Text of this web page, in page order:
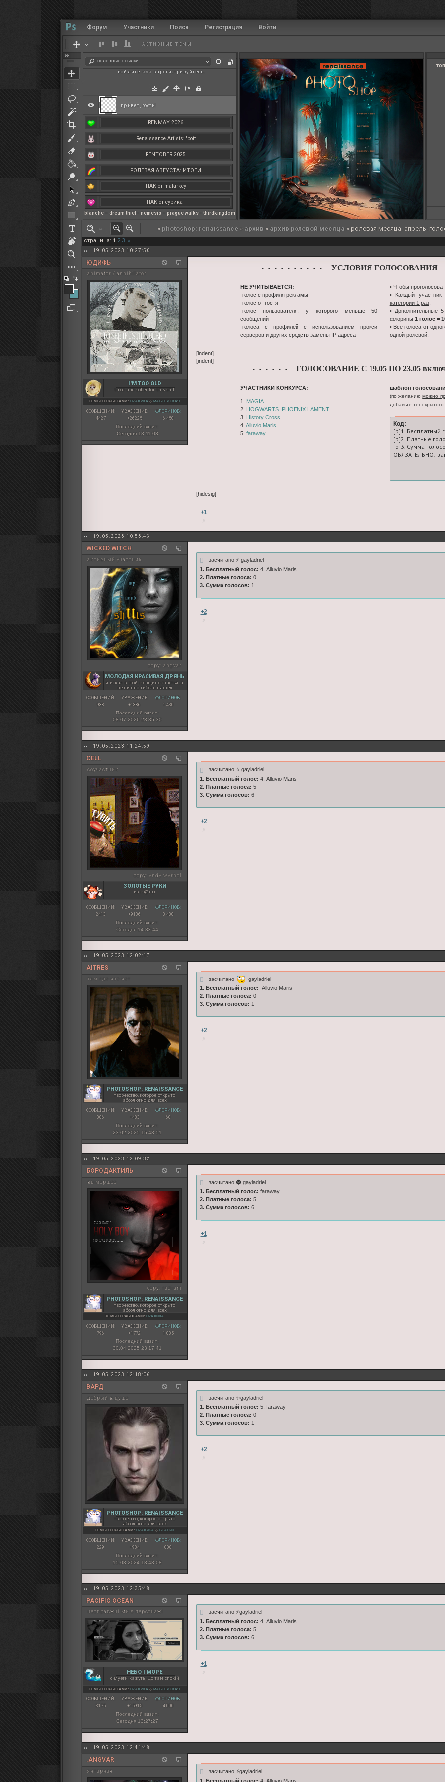
RENMAY 2026
Renaissance Artists: 'bott
RENTOBER 2025
РОЛЕВАЯ АВГУСТА: ИТОГИ
ПАК от malarkey
ПАК от сурикат
РЕНМАЙ
РОЛЕВАЯ МАРТА: ИТОГИ
полезные ссылки
blanche– dream thief– nemesis– prague walks– thirdkingdom
Форум Участники Поиск Регистрация Войти
АКТИВНЫЕ ТЕМЫ
привет, гость!
войдите или зарегистрируйтесь
» photoshop: renaissance » архив » архив ролевой месяца » ролевая месяца. апрель:
страница: 1 2 3 »
19.05.2023 10:27:50
ЮДИФЬ
animator / annihilator
I'M TOO OLD
tired and sober for this shit
ТЕМЫ С РАБОТАМИ: ГРАФИКА ◇ МАСТЕРСКАЯ
СООБЩЕНИЙ:
4427
УВАЖЕНИЕ:
+26225
ФЛОРИНОВ:
6 450
Последний визит:
Сегодня 13:11:03
• • • • • • • • • • УСЛОВИЯ ГОЛОСОВАНИЯ
НЕ УЧИТЫВАЕТСЯ:
-голос с профиля рекламы
-голос от гостя
-голос пользователя, у которого меньше 50
сообщений
-голоса с профилей с использованием прокси
серверов и других средств замены IP адреса
• Чтобы
• Каждый участник
категории 1 раз.
• Дополнительные
флорины 1 голос =
• Все голоса от
одной ролевой.
[indent]
[indent]
• • • • • •
ГОЛОСОВАНИЕ С 19.05 ПО 23.05
УЧАСТНИКИ КОНКУРСА:
1. MAGIA
2. HOGWARTS. PHOENIX LAMENT
3. History Cross
4. Alluvio Maris
5. faraway
шаблон
(по желаниюможно
добавьте тег скрытого
Код:
[b]1. Бесплатный
[b]2. Платные
[b]3. Сумма
ОБЯЗАТЕЛЬНО!
[hidesig]
+1
19.05.2023 10:53:43
WICKED WITCH
активный участник
copy: angvar
МОЛОДАЯ КРАСИВАЯ ДРЯНЬ
я искал в этой женщине счастья, а
нечаянно гибель нашел
СООБЩЕНИЙ:
938
УВАЖЕНИЕ:
+1386
ФЛОРИНОВ:
1 430
Последний визит:
08.07.2026 23:35:30
засчитано ⚡️ gayladriel
1. Бесплатный голос: 4. Alluvio Maris
2. Платные голоса: 0
3. Сумма голосов: 1
+2
19.05.2023 11:24:59
CELL
соучастник
copy: vndy wvrhol
ЗОЛОТЫЕ РУКИ
из ж@пы
СООБЩЕНИЙ:
2413
УВАЖЕНИЕ:
+9136
ФЛОРИНОВ:
3 430
Последний визит:
Сегодня 14:33:44
засчитано ⭐️ gayladriel
1. Бесплатный голос: 4. Alluvio Maris
2. Платные голоса: 5
3. Сумма голосов: 6
+2
19.05.2023 12:02:17
AITRES
там где нас нет
PHOTOSHOP: RENAISSANCE
творчество, которое открыто
абсолютно для всех
СООБЩЕНИЙ:
306
УВАЖЕНИЕ:
+483
ФЛОРИНОВ:
60
Последний визит:
23.02.2025 15:43:51
засчитано
gayladriel
1. Бесплатный голос: Alluvio Maris
2. Платные голоса: 0
3. Сумма голосов: 1
+2
19.05.2023 12:09:32
БОРОДАКТИЛЬ
вымершее
copy: radium
PHOTOSHOP: RENAISSANCE
творчество, которое открыто
абсолютно для всех
ТЕМЫ С РАБОТАМИ: ГРАФИКА
СООБЩЕНИЙ:
796
УВАЖЕНИЕ:
+1772
ФЛОРИНОВ:
1 035
Последний визит:
30.04.2025 23:17:41
засчитано 🌚 gayladriel
1. Бесплатный голос: faraway
2. Платные голоса: 5
3. Сумма голосов: 6
+1
19.05.2023 12:18:06
ВАРД
добрый в душе
PHOTOSHOP: RENAISSANCE
творчество, которое открыто
абсолютно для всех
ТЕМЫ С РАБОТАМИ: ГРАФИКА ◇ СТАТЬИ
СООБЩЕНИЙ:
229
УВАЖЕНИЕ:
+984
ФЛОРИНОВ:
000
Последний визит:
15.03.2024 13:43:08
засчитано ✨️gayladriel
1. Бесплатный голос: 5. faraway
2. Платные голоса: 0
3. Сумма голосов: 1
+2
19.05.2023 12:35:48
PACIFIC OCEAN
несправжні ми є персонажі
НЕБО І МОРЕ
силуети кажуть, що там спокій
ТЕМЫ С РАБОТАМИ: ГРАФИКА ◇ МАСТЕРСКАЯ
СООБЩЕНИЙ:
3175
УВАЖЕНИЕ:
+15915
ФЛОРИНОВ:
4 000
Последний визит:
Сегодня 13:27:27
засчитано ⚡️gayladriel
1. Бесплатный голос: 4. Alluvio Maris
2. Платные голоса: 5
3. Сумма голосов: 6
+1
19.05.2023 12:41:48
.ANGVAR
янтарная
засчитано ⚡️gayladriel
1. Бесплатный голос: 4. Alluvio Maris